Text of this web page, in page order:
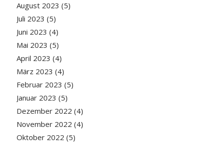
August 2023 (5)
Juli 2023 (5)
Juni 2023 (4)
Mai 2023 (5)
April 2023 (4)
März 2023 (4)
Februar 2023 (5)
Januar 2023 (5)
Dezember 2022 (4)
November 2022 (4)
Oktober 2022 (5)